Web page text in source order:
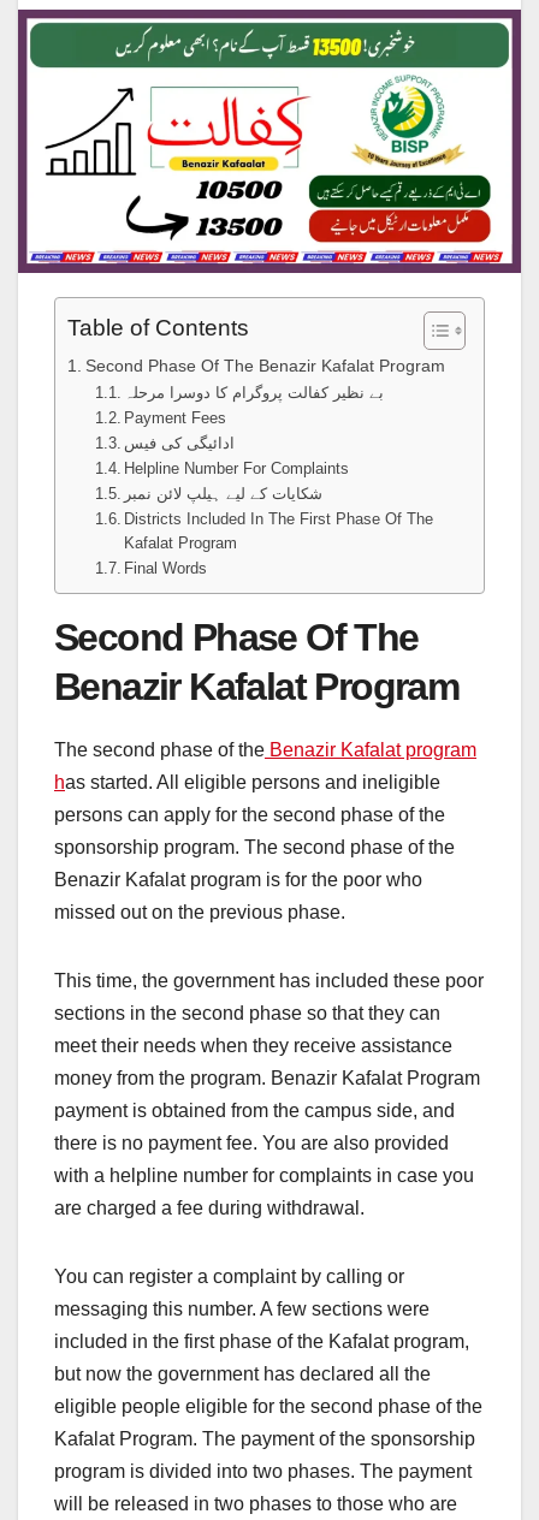
Table of Contents
Second Phase Of The Benazir Kafalat Program
بے نظیر کفالت پروگرام کا دوسرا مرحلہ
Payment Fees
ادائیگی کی فیس
Helpline Number For Complaints
شکایات کے لیے ہیلپ لائن نمبر
Districts Included In The First Phase Of The
Kafalat Program
Final Words
Second Phase Of The
Benazir Kafalat Program
The second phase of the Benazir Kafalat program
has started. All eligible persons and ineligible
persons can apply for the second phase of the
sponsorship program. The second phase of the
Benazir Kafalat program is for the poor who
missed out on the previous phase.
This time, the government has included these poor
sections in the second phase so that they can
meet their needs when they receive assistance
money from the program. Benazir Kafalat Program
payment is obtained from the campus side, and
there is no payment fee. You are also provided
with a helpline number for complaints in case you
are charged a fee during withdrawal.
You can register a complaint by calling or
messaging this number. A few sections were
included in the first phase of the Kafalat program,
but now the government has declared all the
eligible people eligible for the second phase of the
Kafalat Program. The payment of the sponsorship
program is divided into two phases. The payment
will be released in two phases to those who are